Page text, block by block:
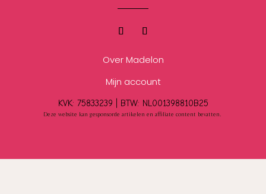
Over Madelon
Mijn account
KVK: 75833239 | BTW: NL001398810B25
Deze website kan gesponsorde artikelen en affiliate content bevatten.